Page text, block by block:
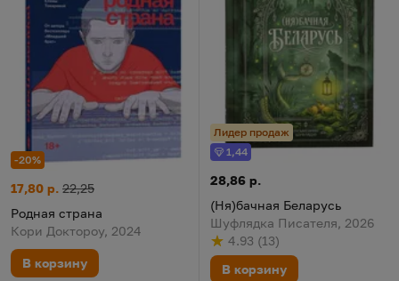
-20%
Родная страна
Цена:
17,80 р.
Старая цена:
22,25
Родная страна
Кори Доктороу, 2024
В корзину
Лидер продаж
Бонус
1,44
(Ня)бачная Беларусь
Цена:
28,86 р.
(Ня)бачная Беларусь
Шуфлядка Писателя, 2026
Рейтинг
4.93
из 5 (
по результату
13
голосов
)
В корзину